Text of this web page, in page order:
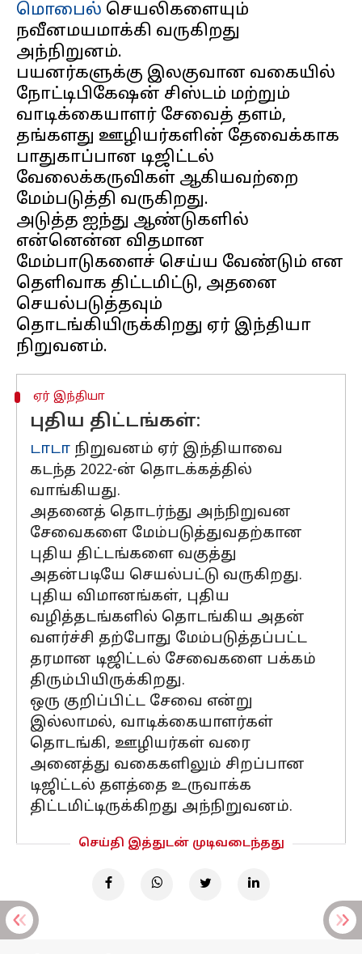
மொபைல் செயலிகளையும்
நவீனமயமாக்கி வருகிறது
அந்நிறுனம்.
பயனர்களுக்கு இலகுவான வகையில்
நோட்டிபிகேஷன் சிஸ்டம் மற்றும்
வாடிக்கையாளர் சேவைத் தளம்,
தங்களது ஊழியர்களின் தேவைக்காக
பாதுகாப்பான டிஜிட்டல்
வேலைக்கருவிகள் ஆகியவற்றை
மேம்படுத்தி வருகிறது.
அடுத்த ஐந்து ஆண்டுகளில்
என்னென்ன விதமான
மேம்பாடுகளைச் செய்ய வேண்டும் என
தெளிவாக திட்டமிட்டு, அதனை
செயல்படுத்தவும்
தொடங்கியிருக்கிறது ஏர் இந்தியா
ஏர் இந்தியா
புதிய திட்டங்கள்:
டாடா நிறுவனம் ஏர் இந்தியாவை
கடந்த 2022-ன் தொடக்கத்தில்
வாங்கியது.
அதனைத் தொடர்ந்து அந்நிறுவன
சேவைகளை மேம்படுத்துவதற்கான
புதிய திட்டங்களை வகுத்து
அதன்படியே செயல்பட்டு வருகிறது.
புதிய விமானங்கள், புதிய
வழித்தடங்களில் தொடங்கிய அதன்
வளர்ச்சி தற்போது மேம்படுத்தப்பட்ட
தரமான டிஜிட்டல் சேவைகளை பக்கம்
திரும்பியிருக்கிறது.
ஒரு குறிப்பிட்ட சேவை என்று
இல்லாமல், வாடிக்கையாளர்கள்
தொடங்கி, ஊழியர்கள் வரை
அனைத்து வகைகளிலும் சிறப்பான
டிஜிட்டல் தளத்தை உருவாக்க
திட்டமிட்டிருக்கிறது அந்நிறுவனம்.
செய்தி இத்துடன் முடிவடைந்தது